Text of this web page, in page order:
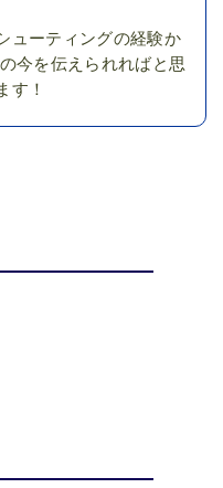
ューティングの経験か
今を伝えられればと思
す！